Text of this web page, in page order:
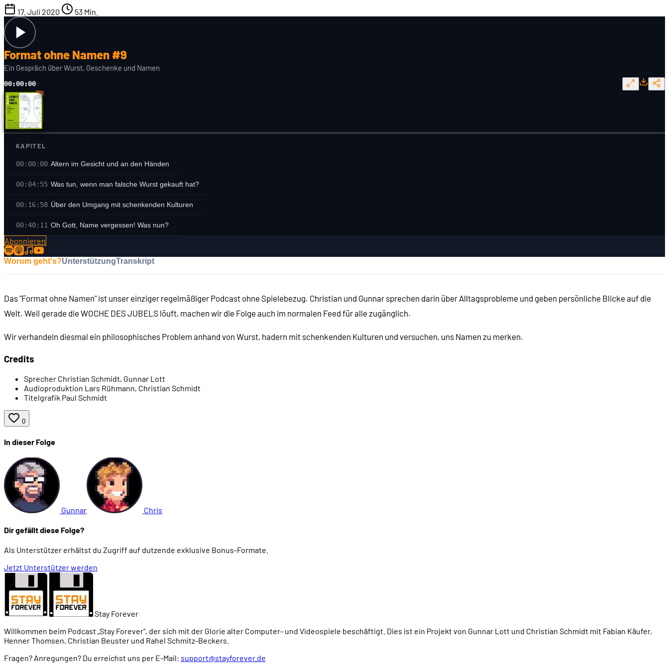
17. Juli 2020 53 Min.
Format ohne Namen #9
Ein Gespräch über Wurst, Geschenke und Namen
00:00:00
KAPITEL
00:00:00 Altern im Gesicht und an den Händen
00:04:55 Was tun, wenn man falsche Wurst gekauft hat?
00:16:58 Über den Umgang mit schenkenden Kulturen
00:40:11 Oh Gott, Name vergessen! Was nun?
Abonnieren
Worum geht's?UnterstützungTranskript
Das "Format ohne Namen" ist unser einziger regelmäßiger Podcast ohne Spielebezug. Christian und Gunnar sprechen darin über Alltagsprobleme und geben persönliche Blicke auf die
Welt. Weil gerade die WOCHE DES JUBELS löuft, machen wir die Folge auch im normalen Feed für alle zugänglich.
Wir verhandeln diesmal ein philosophisches Problem anhand von Wurst, hadern mit schenkenden Kulturen und versuchen, uns Namen zu merken.
Credits
Sprecher Christian Schmidt, Gunnar Lott
Audioproduktion Lars Rühmann, Christian Schmidt
Titelgrafik Paul Schmidt
0
In dieser Folge
Gunnar Chris
Dir gefällt diese Folge?
Als Unterstützer erhältst du Zugriff auf dutzende exklusive Bonus-Formate.
Jetzt Unterstützer werden
Stay Forever
Willkommen beim Podcast „Stay Forever", der sich mit der Glorie alter Computer- und Videospiele beschäftigt. Dies ist ein Projekt von Gunnar Lott und Christian Schmidt mit Fabian Käufer,
Henner Thomsen, Christian Beuster und Rahel Schmitz-Beckers.
Fragen? Anregungen? Du erreichst uns per E-Mail: support@stayforever.de